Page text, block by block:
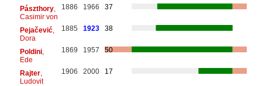
Pászthory,
Casimir von
1886 1966 37
Pejačević,
Dora
1885 1923 38
Poldini,
Ede
1869 1957 50
Rajter,
Ludovit
1906 2000 17